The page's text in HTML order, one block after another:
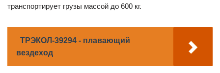
транспортирует грузы массой до 600 кг.
ТРЭКОЛ-39294 - плавающий
вездеход